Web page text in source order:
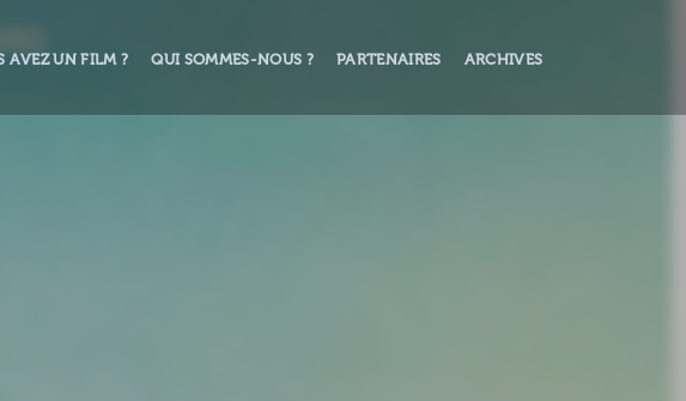
AVEZ UN FILM ? QUI SOMMES-NOUS ? PARTENAIRES ARCHIVES